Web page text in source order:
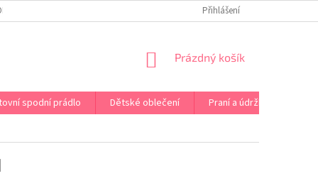
PRÁDLA NA MÍRU DOPRAVA A PLATBA ČR A EU
Přihlášení
NÁKUPNÍ
Prázdný košík
spodní prádlo Dětské oblečení Praní a údržba